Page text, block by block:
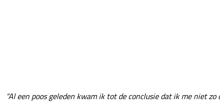
“Al een poos geleden kwam ik tot de conclusie dat ik me niet